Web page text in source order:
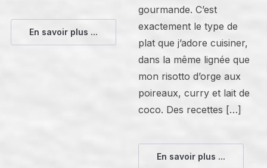
En savoir plus ...
gourmande. C’est
exactement le type de
plat que j’adore cuisiner,
dans la même lignée que
mon risotto d’orge aux
poireaux, curry et lait de
coco. Des recettes […]
En savoir plus ...